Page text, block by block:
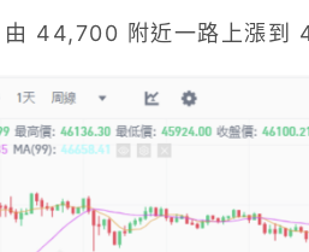
由 44,700 附近一路上漲到